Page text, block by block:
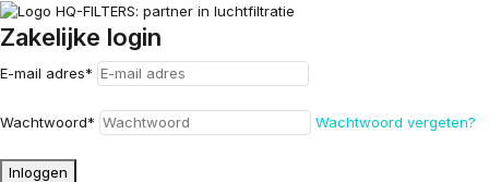
Zakelijke login
E-mail adres*
Wachtwoord* Wachtwoord vergeten?
Inloggen